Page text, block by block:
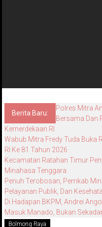
Berita Baru:
Polres Mitra
Bersama Dan
Kemerdekaan RI
Wabub Mitra Fredy Tuda Buka
RI Ke 81 Tahun 2026
Kecamatan Ratahan Timur
Minahasa Tenggara
Penuh Terobosan, Pemkab
Pelayanan Publik, Dan
Di Hadapan BKPM, Andrei
Masuk Manado, Bukan
Bolmong Raya